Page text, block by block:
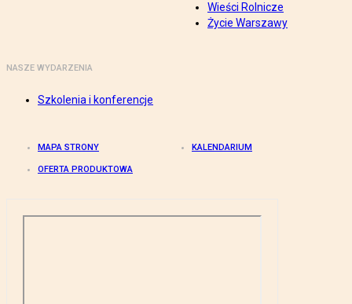
Wieści Rolnicze
Życie Warszawy
NASZE WYDARZENIA
Szkolenia i konferencje
MAPA STRONY KALENDARIUM
OFERTA PRODUKTOWA